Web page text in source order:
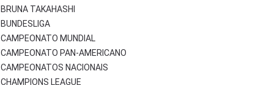
BRUNA TAKAHASHI
BUNDESLIGA
CAMPEONATO MUNDIAL
CAMPEONATO PAN-AMERICANO
CAMPEONATOS NACIONAIS
CHAMPIONS LEAGUE